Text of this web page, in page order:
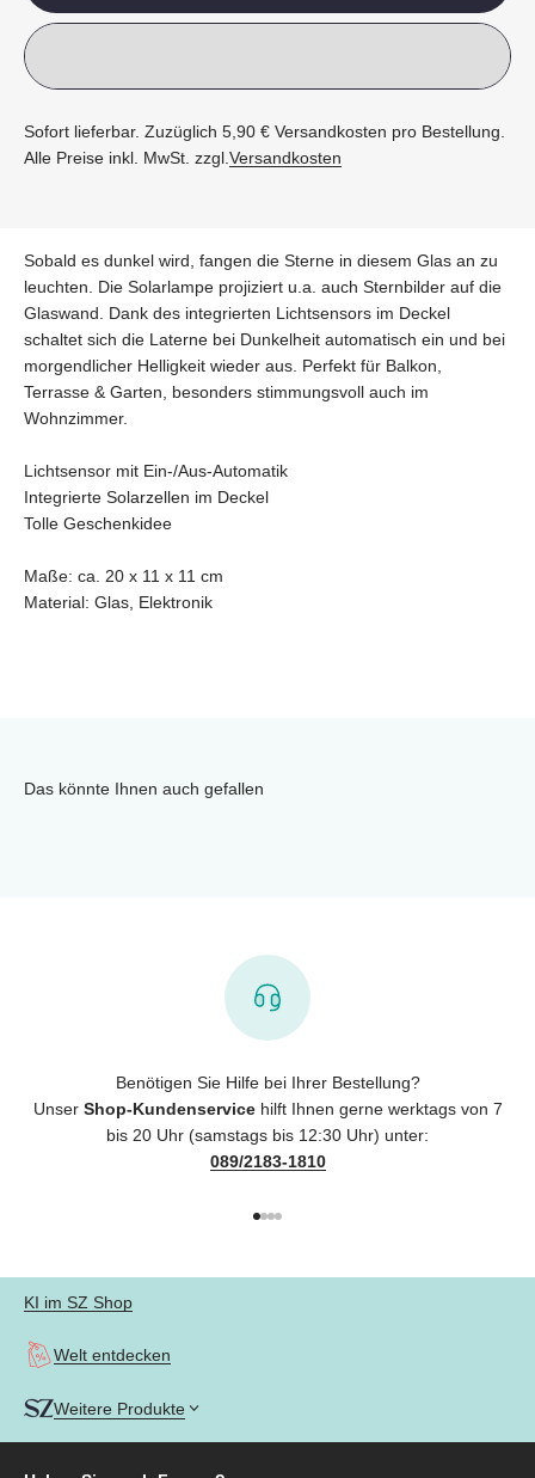
Sofort lieferbar. Zuzüglich 5,90 € Versandkosten pro Bestellung.
Alle Preise inkl. MwSt. zzgl.Versandkosten
Sobald es dunkel wird, fangen die Sterne in diesem Glas an zu
leuchten. Die Solarlampe projiziert u.a. auch Sternbilder auf die
Glaswand. Dank des integrierten Lichtsensors im Deckel
schaltet sich die Laterne bei Dunkelheit automatisch ein und bei
morgendlicher Helligkeit wieder aus. Perfekt für Balkon,
Terrasse & Garten, besonders stimmungsvoll auch im
Wohnzimmer.
Lichtsensor mit Ein-/Aus-Automatik
Integrierte Solarzellen im Deckel
Tolle Geschenkidee
Maße: ca. 20 x 11 x 11 cm
Material: Glas, Elektronik
Das könnte Ihnen auch gefallen
Benötigen Sie Hilfe bei Ihrer Bestellung?
Unser Shop-Kundenservicehilft Ihnen gerne werktags von 7
bis 20 Uhr (samstags bis 12:30 Uhr) unter:
089/2183-1810
KI im SZ Shop
Welt entdecken
Weitere Produkte